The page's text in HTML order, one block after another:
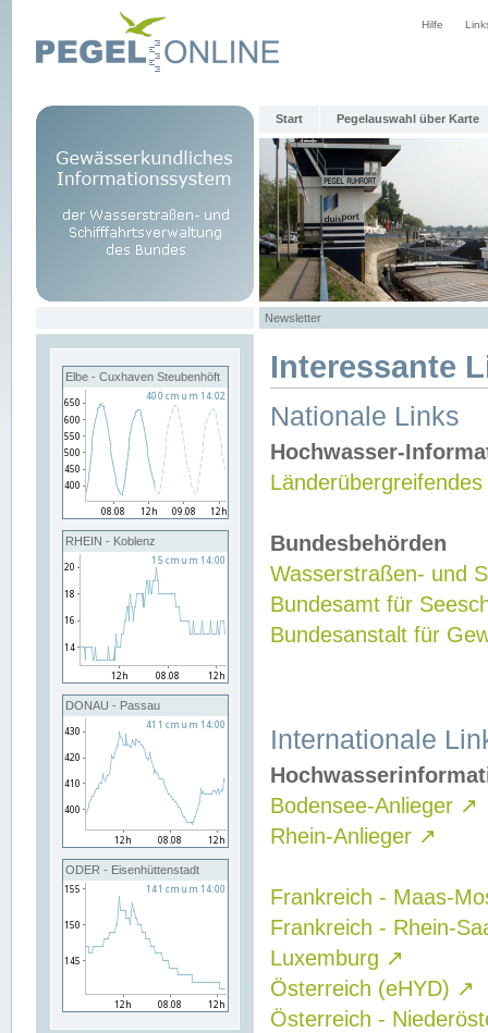
Hilfe
Start Pegelauswahl über Karte
Newsletter
Elbe - Cuxhaven Steubenhöft
RHEIN - Koblenz
DONAU - Passau
ODER - Eisenhüttenstadt
Interessante
Nationale Links
Hochwasser-
Bundesbehörden
Wasserstraßen- und
Bundesamt für
Bundesanstalt für
Internationale
Bodensee-Anlieger ↗
Rhein-Anlieger ↗
Frankreich - Maas-
Frankreich - Rhein-
Luxemburg ↗
Österreich (eHYD) ↗
Österreich -